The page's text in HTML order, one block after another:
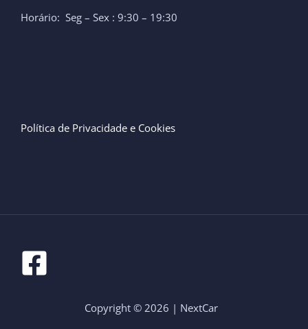
Horário: Seg – Sex : 9:30 – 19:30
Política de Privacidade e Cookies
Copyright © 2026 | NextCar